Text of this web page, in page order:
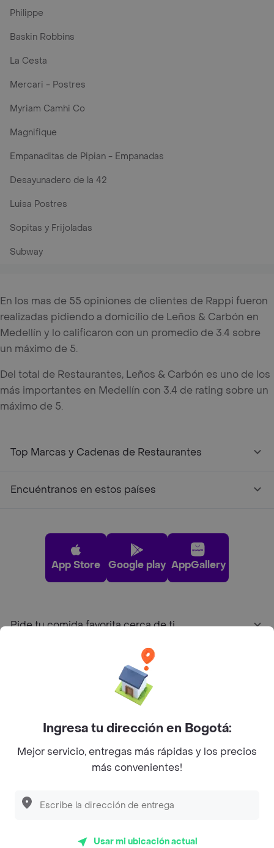
Philippe
Baskin Robbins
La Cesta
Mercari - Postres
Myriam Camhi Co
Magnifique
Empanaditas de Pipian - Empanadas
Desayunadero de la 42
Luisa Postres
Sopitas y Frijoladas
Subway
En los mas de 55 opiniones de clientes de Rappi fueron
realizadas pidiendo a domicilio de Leños & Carbón en
Medellín y lo calificaron con un promedio de 3.4 sobre
un máximo de 5.
Del total de Restaurantes, Leños & Carbón es uno de los
más importantes en Medellín con 3.4 de rating sobre un
máximo de 5.
Top Marcas y Cadenas de Restaurantes
Encuéntranos en estos países
App Store Google play AppGallery
Pide tu comida favorita cerca de ti
Sobre Rappi
Facebook
Twitter
Instagram
©2026Rappi Inc. All rights reserved.
Ingresa tu dirección en Bogotá:
Mejor servicio, entregas más rápidas y los precios
más convenientes!
Usar mi ubicación actual